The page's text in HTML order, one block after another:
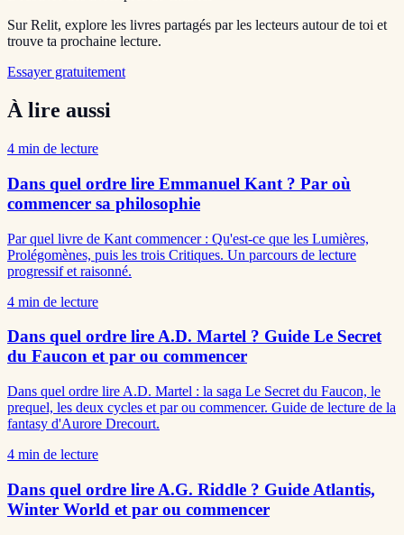
Sur Relit, explore les livres partagés par les lecteurs autour de toi et
trouve ta prochaine lecture.
Essayer gratuitement
À lire aussi
4 min de lecture
Dans quel ordre lire Emmanuel Kant ? Par où
commencer sa philosophie
Par quel livre de Kant commencer : Qu'est-ce que les Lumières,
Prolégomènes, puis les trois Critiques. Un parcours de lecture
progressif et raisonné.
4 min de lecture
Dans quel ordre lire A.D. Martel ? Guide Le Secret
du Faucon et par ou commencer
Dans quel ordre lire A.D. Martel : la saga Le Secret du Faucon, le
prequel, les deux cycles et par ou commencer. Guide de lecture de la
fantasy d'Aurore Drecourt.
4 min de lecture
Dans quel ordre lire A.G. Riddle ? Guide Atlantis,
Winter World et par ou commencer